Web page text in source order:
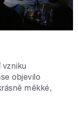
vzniku
objevilo
měkké,